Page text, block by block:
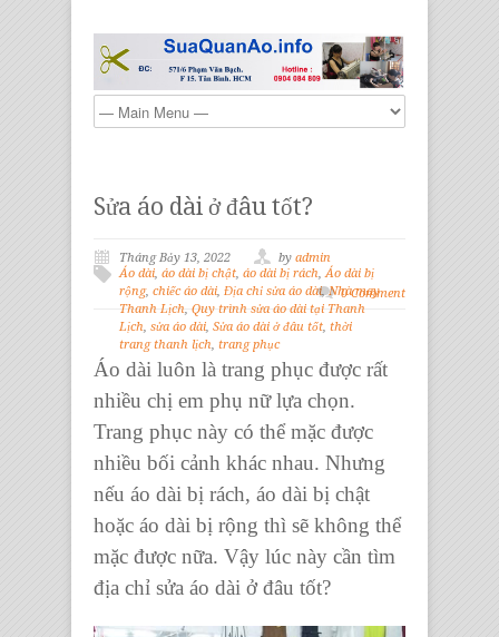
Sửa áo dài ở đâu tốt?
Tháng Bảy 13, 2022 by admin
Áo dài, áo dài bị chật, áo dài bị rách,Áo dài bị
rộng, chiếc áo dài, Địa chỉ sửa áo dài,Nhà may
Thanh Lịch, Quy trình sửa áo dài tại Thanh
Lịch, sửa áo dài, Sửa áo dài ở đâu tốt, thời
trang thanh lịch, trang phục
0 Comment
Áo dài luôn là trang phục được rất
nhiều chị em phụ nữ lựa chọn.
Trang phục này có thể mặc được
nhiều bối cảnh khác nhau. Nhưng
nếu áo dài bị rách, áo dài bị chật
hoặc áo dài bị rộng thì sẽ không thể
mặc được nữa. Vậy lúc này cần tìm
địa chỉ sửa áo dài ở đâu tốt?